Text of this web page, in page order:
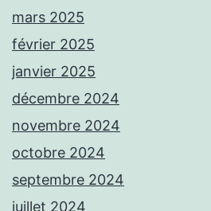
mars 2025
février 2025
janvier 2025
décembre 2024
novembre 2024
octobre 2024
septembre 2024
juillet 2024